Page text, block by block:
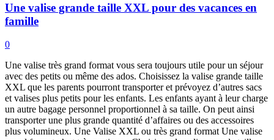
Une valise grande taille XXL pour des vacances en
famille
0
Une valise très grand format vous sera toujours utile pour un séjour
avec des petits ou même des ados. Choisissez la valise grande taille
XXL que les parents pourront transporter et prévoyez d’autres sacs
et valises plus petits pour les enfants. Les enfants ayant à leur charge
un autre bagage personnel proportionnel à sa taille. On peut ainsi
transporter une plus grande quantité d’affaires ou des accessoires
plus volumineux. Une Valise XXL ou très grand format Une valise